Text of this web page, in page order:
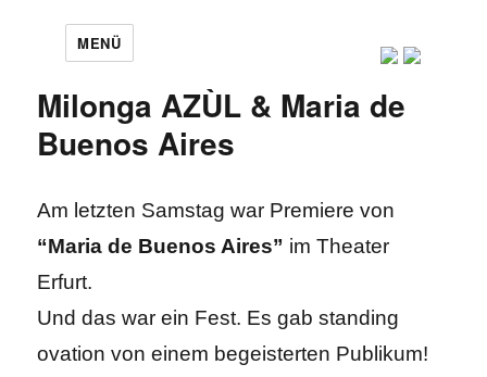
MENÜ
Milonga AZÙL & Maria de
Buenos Aires
Am letzten Samstag war Premiere von
“Maria de Buenos Aires” im Theater
Erfurt.
Und das war ein Fest. Es gab standing
ovation von einem begeisterten Publikum!